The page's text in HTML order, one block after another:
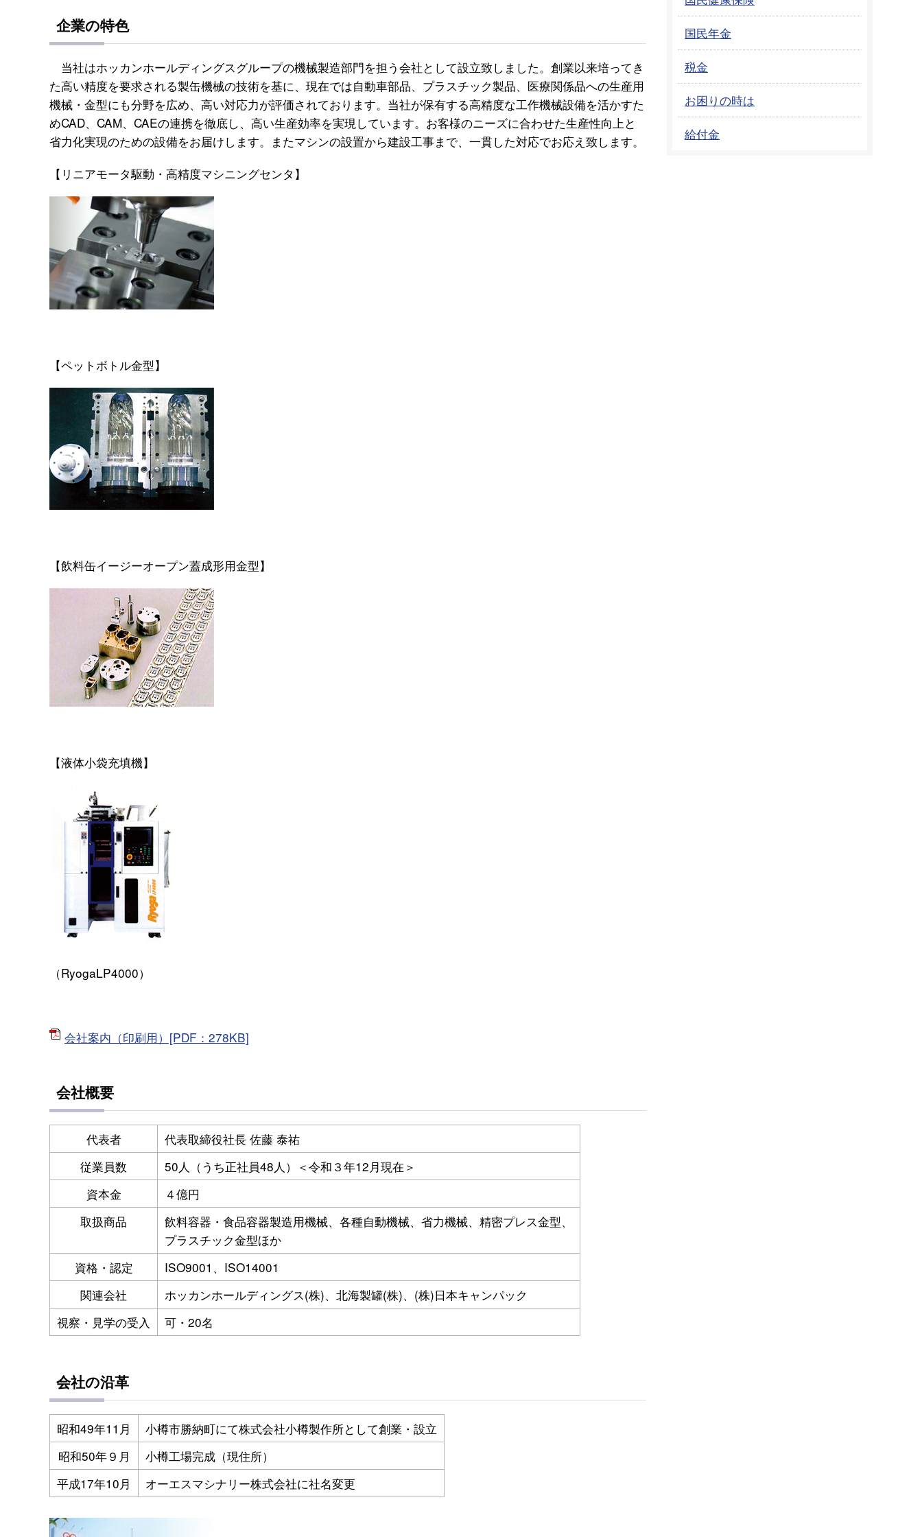
企業の特色
当社はホッカンホールディングスグループの機械製造部門を担う会社として設立致しました。創業以来培ってき
た高い精度を要求される製缶機械の技術を基に、現在では自動車部品、プラスチック製品、医療関係品への生産用
機械・金型にも分野を広め、高い対応力が評価されております。当社が保有する高精度な工作機械設備を活かすた
めCAD、CAM、CAEの連携を徹底し、高い生産効率を実現しています。お客様のニーズに合わせた生産性向上と
省力化実現のための設備をお届けします。またマシンの設置から建設工事まで、一貫した対応でお応え致します。
【リニアモータ駆動・高精度マシニングセンタ】
【ペットボトル金型】
【飲料缶イージーオープン蓋成形用金型】
【液体小袋充填機】
（RyogaLP4000）
会社案内（印刷用）[PDF：278KB]
会社概要
代表者
代表取締役社長 佐藤 泰祐
従業員数
50人（うち正社員48人）＜令和３年12月現在＞
資本金
４億円
取扱商品
飲料容器・食品容器製造用機械、各種自動機械、省力機械、精密プレス金型、
プラスチック金型ほか
資格・認定
ISO9001、ISO14001
関連会社
ホッカンホールディングス(株)、北海製罐(株)、(株)日本キャンパック
視察・見学の受入
可・20名
会社の沿革
昭和49年11月
小樽市勝納町にて株式会社小樽製作所として創業・設立
昭和50年９月
小樽工場完成（現住所）
平成17年10月
オーエスマシナリー株式会社に社名変更
国民年金
税金
お困りの時は
給付金